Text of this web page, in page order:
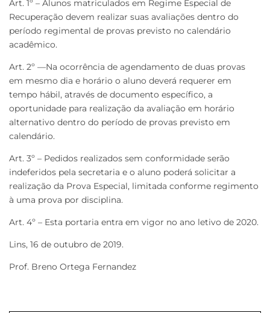
Art. 1º – Alunos matriculados em Regime Especial de
Recuperação devem realizar suas avaliações dentro do
período regimental de provas previsto no calendário
acadêmico.
Art. 2º —Na ocorrência de agendamento de duas provas
em mesmo dia e horário o aluno deverá requerer em
tempo hábil, através de documento específico, a
oportunidade para realização da avaliação em horário
alternativo dentro do período de provas previsto em
calendário.
Art. 3º – Pedidos realizados sem conformidade serão
indeferidos pela secretaria e o aluno poderá solicitar a
realização da Prova Especial, limitada conforme regimento
à uma prova por disciplina.
Art. 4º – Esta portaria entra em vigor no ano letivo de 2020.
Lins, 16 de outubro de 2019.
Prof. Breno Ortega Fernandez